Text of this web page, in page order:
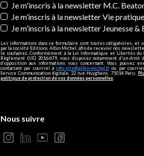
Je m'inscris à la newsletter M.C.
Je m’inscris à la newsletter Vie pratique
Je m’inscris à la newsletter Jeunesse &
Les informations dans ce formulaire sont toutes obligatoires, et
par la société Editions Albin Michel, afin de recevoir nos
le souhaitez. Conformément à la Loi Informatique et Libertés du
Règlement (UE) 2016/679, vous disposez notamment d'un droit
d’opposition aux informations vous concernant. Vous pouvez
contactant par courriel àinfo-site@albin-michel.fr ou par
Service Communication digitale, 22 rue Huyghens, 75014 Paris.
politique de protection de vos données personnelles
Nous suivre